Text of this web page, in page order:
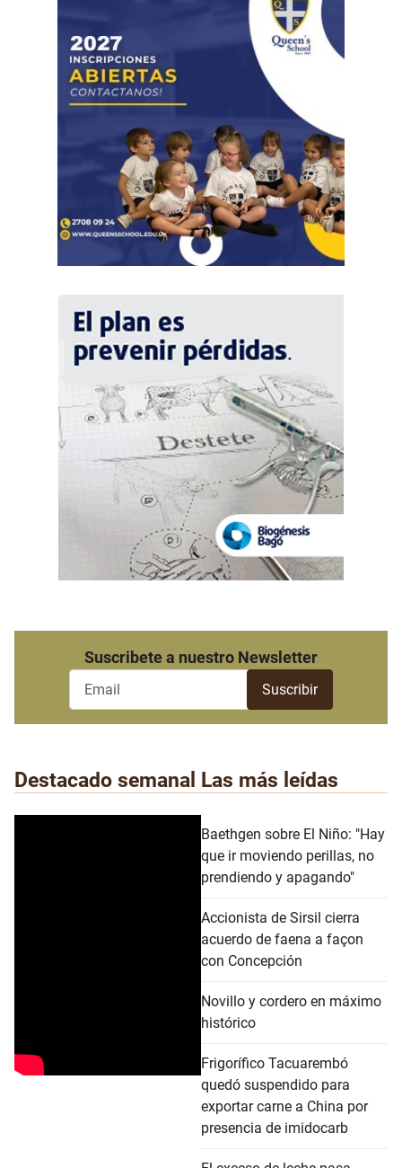
Suscribete a nuestro Newsletter
Destacado semanal Las más leídas
Baethgen sobre El Niño: "Hay
que ir moviendo perillas, no
prendiendo y apagando"
Accionista de Sirsil cierra
acuerdo de faena a façon
con Concepción
Novillo y cordero en máximo
histórico
Frigorífico Tacuarembó
quedó suspendido para
exportar carne a China por
presencia de imidocarb